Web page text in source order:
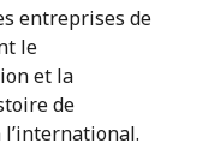
entreprises de
le
et la
de
l’international.